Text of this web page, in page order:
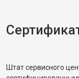
Штат сервисного